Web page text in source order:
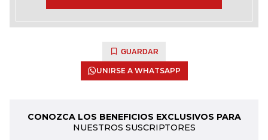
GUARDAR
UNIRSE A WHATSAPP
CONOZCA LOS BENEFICIOS EXCLUSIVOS PARA
NUESTROS SUSCRIPTORES